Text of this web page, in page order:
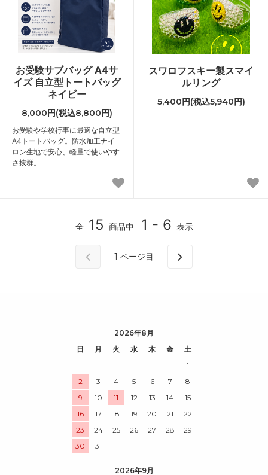
お受験サブバッグ A4サ
イズ 自立型トートバッグ
ネイビー
8,000円(税込8,800円)
お受験や学校行事に最適な自立型
A4トートバッグ。防水加工ナイ
ロン生地で安心、軽量で使いやす
さ抜群。
スワロフスキー製スマイ
ルリング
5,400円(税込5,940円)
全 15 商品中 1 - 6 表示
1 ページ目
2026年8月
日
月 火 水 木 金
土
1
2
3 4 5 6 7
8
9
10 11 12 13 14
15
16
17 18 19 20 21
22
23
24 25 26 27 28
29
30
31
2026年9月